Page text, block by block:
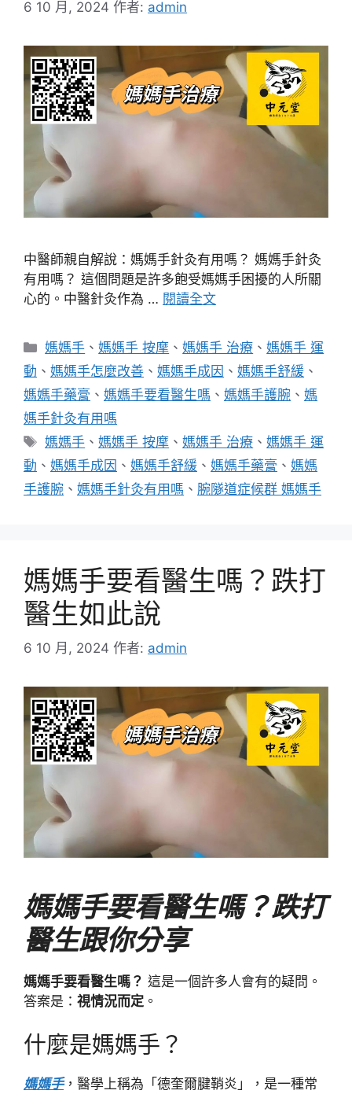
6 10 月, 2024 作者: admin
中醫師親自解說：媽媽手針灸有用嗎？ 媽媽手針灸
有用嗎？ 這個問題是許多飽受媽媽手困擾的人所關
心的。中醫針灸作為 … 閱讀全文
分
類
媽媽手 、媽媽手 按摩 、媽媽手 治療 、媽媽手 運
動 、 媽媽手怎麼改善 、 媽媽手成因 、 媽媽手舒緩 、
媽媽手藥膏 、 媽媽手要看醫生嗎 、 媽媽手護腕 、 媽
媽手針灸有用嗎
標
籤
媽媽手 、媽媽手 按摩 、媽媽手 治療 、媽媽手 運
動 、 媽媽手成因 、 媽媽手舒緩 、 媽媽手藥膏 、 媽媽
手護腕 、 媽媽手針灸有用嗎 、 腕隧道症候群 媽媽手
媽媽手要看醫生嗎？跌打
醫生如此說
6 10 月, 2024 作者: admin
媽媽手要看醫生嗎？跌打
醫生跟你分享
媽媽手要看醫生嗎？ 這是一個許多人會有的疑問。
答案是： 視情況而定 。
什麼是媽媽手？
媽媽手，醫學上稱為「德奎爾腱鞘炎」，是一種常